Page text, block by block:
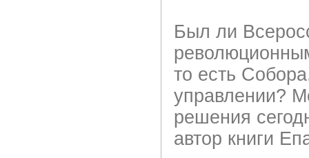
Был ли
то есть
управлении?
решения
автор книги